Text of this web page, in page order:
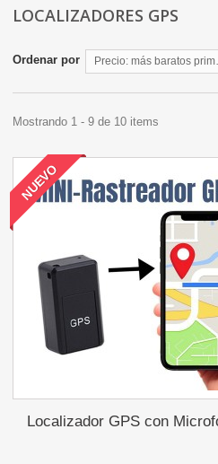
LOCALIZADORES GPS
Ordenar por
Mostrando 1 - 9 de 10 items
NUEVO
Localizador GPS con